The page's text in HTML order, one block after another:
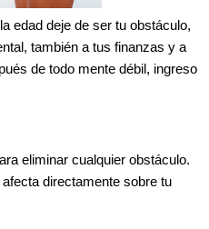
edad deje de ser tu obstáculo,
también a tus finanzas y a
de todo mente débil, ingreso
eliminar cualquier obstáculo.
directamente sobre tu